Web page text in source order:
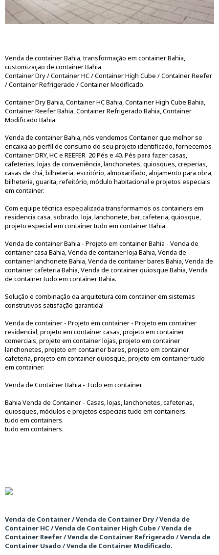
Venda de container Bahia, transformação em container Bahia,
customização de container Bahia.
Container Dry / Container HC / Container High Cube / Container Reefer
/ Container Refrigerado / Container Modificado.
Container Dry Bahia, Container HC Bahia, Container High Cube Bahia,
Container Reefer Bahia, Container Refrigerado Bahia, Container
Modificado Bahia.
Venda de container Bahia, nós vendemos Container que melhor se
encaixa ao perfil de consumo do seu projeto identificado, fornecemos
Container DRY, HC e REEFER 20 Pés e 40. Pés para fazer casas,
cafeterias, lojas de conveniência, lanchonetes, quiosques, creperias,
casas de chá, bilheteria, escritório, almoxarifado, alojamento para obra,
bilheteria, guarita, refeitório, módulo habitacional e projetos especiais
em container.
Com equipe técnica especializada transformamos os containers em
residencia casa, sobrado, loja, lanchonete, bar, cafeteria, quiosque,
projeto especial em container tudo em container Bahia.
Venda de container Bahia - Projeto em container Bahia - Venda de
container casa Bahia, Venda de container loja Bahia, Venda de
container lanchonete Bahia, Venda de container bares Bahia, Venda de
container cafeteria Bahia, Venda de container quiosque Bahia, Venda
de container tudo em container Bahia.
Solução e combinação da arquitetura com container em sistemas
construtivos satisfação garantida!
Venda de container - Projeto em container - Projeto em container
residencial, projeto em container casas, projeto em container
comerciais, projeto em container lojas, projeto em container
lanchonetes, projeto em container bares, projeto em container
cafeteria, projeto em container quiosque, projeto em container tudo
em container.
Venda de Container Bahia - Tudo em container.
Bahia Venda de Container - Casas, lojas, lanchonetes, cafeterias,
quiosques, módulos e projetos especiais tudo em containers.
tudo em containers.
tudo em containers.
Venda de Container / Venda de Container Dry / Venda de
Container HC / Venda de Container High Cube / Venda de
Container Reefer / Venda de Container Refrigerado / Venda de
Container Usado / Venda de Container Modificado.